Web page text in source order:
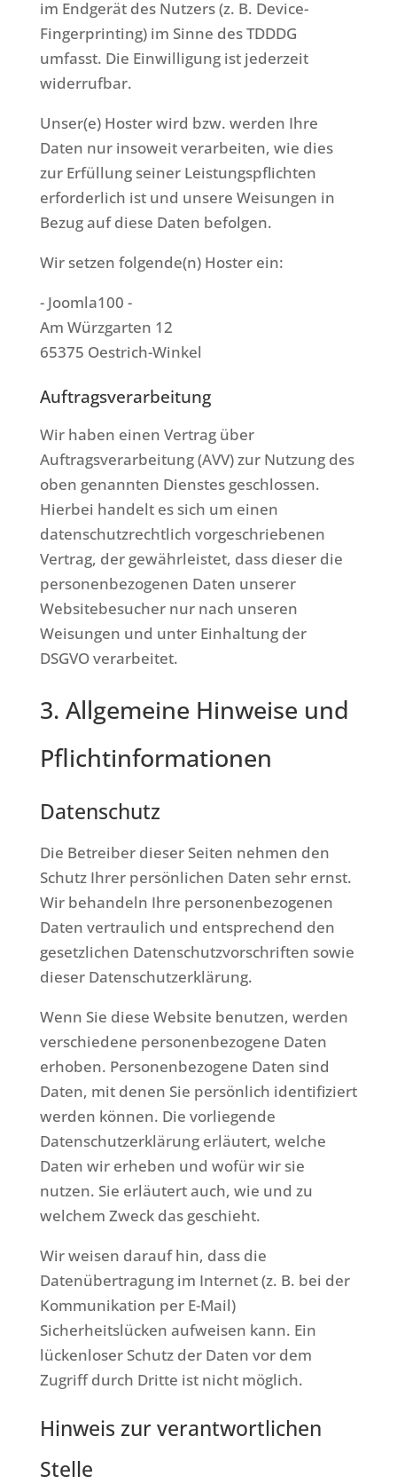
im Endgerät des Nutzers (z. B. Device-
Fingerprinting) im Sinne des TDDDG
umfasst. Die Einwilligung ist jederzeit
widerrufbar.
Unser(e) Hoster wird bzw. werden Ihre
Daten nur insoweit verarbeiten, wie dies
zur Erfüllung seiner Leistungspflichten
erforderlich ist und unsere Weisungen in
Bezug auf diese Daten befolgen.
Wir setzen folgende(n) Hoster ein:
- Joomla100 -
Am Würzgarten 12
65375 Oestrich-Winkel
Auftragsverarbeitung
Wir haben einen Vertrag über
Auftragsverarbeitung (AVV) zur Nutzung des
oben genannten Dienstes geschlossen.
Hierbei handelt es sich um einen
datenschutzrechtlich vorgeschriebenen
Vertrag, der gewährleistet, dass dieser die
personenbezogenen Daten unserer
Websitebesucher nur nach unseren
Weisungen und unter Einhaltung der
DSGVO verarbeitet.
3. Allgemeine Hinweise und
Pflicht­informationen
Datenschutz
Die Betreiber dieser Seiten nehmen den
Schutz Ihrer persönlichen Daten sehr ernst.
Wir behandeln Ihre personenbezogenen
Daten vertraulich und entsprechend den
gesetzlichen Datenschutzvorschriften sowie
dieser Datenschutzerklärung.
Wenn Sie diese Website benutzen, werden
verschiedene personenbezogene Daten
erhoben. Personenbezogene Daten sind
Daten, mit denen Sie persönlich identifiziert
werden können. Die vorliegende
Datenschutzerklärung erläutert, welche
Daten wir erheben und wofür wir sie
nutzen. Sie erläutert auch, wie und zu
welchem Zweck das geschieht.
Wir weisen darauf hin, dass die
Datenübertragung im Internet (z. B. bei der
Kommunikation per E-Mail)
Sicherheitslücken aufweisen kann. Ein
lückenloser Schutz der Daten vor dem
Zugriff durch Dritte ist nicht möglich.
Hinweis zur verantwortlichen
Stelle